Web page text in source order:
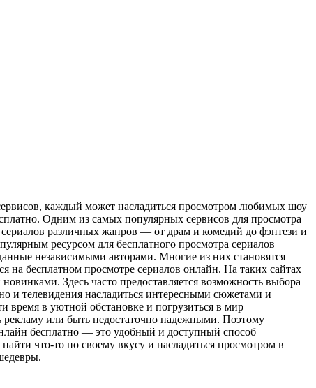
каждый может насладиться просмотром любимых шоу
Одним из самых популярных сервисов для просмотра
различных жанров — от драм и комедий до фэнтези и
ресурсом для бесплатного просмотра сериалов
независимыми авторами. Многие из них становятся
бесплатном просмотре сериалов онлайн. На таких сайтах
Здесь часто предоставляется возможность выбора
и телевидения насладиться интересными сюжетами и
время в уютной обстановке и погрузиться в мир
рекламу или быть недостаточно надежными. Поэтому
бесплатно — это удобный и доступный способ
что-то по своему вкусу и насладиться просмотром в